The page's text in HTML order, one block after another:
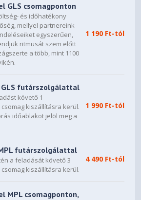
GLS csomagponton
és időhatékony
mellyel partnereink
egyszerűen,
ritmusát szem előtt
a több, mint 1100
1 190 Ft-tól
futárszolgálattal
követő 1
kiszállításra kerül.
időablakot jelöl meg a
1 990 Ft-tól
futárszolgálattal
a feladását követő 3
kiszállításra kerül.
4 490 Ft-tól
MPL csomagponton,